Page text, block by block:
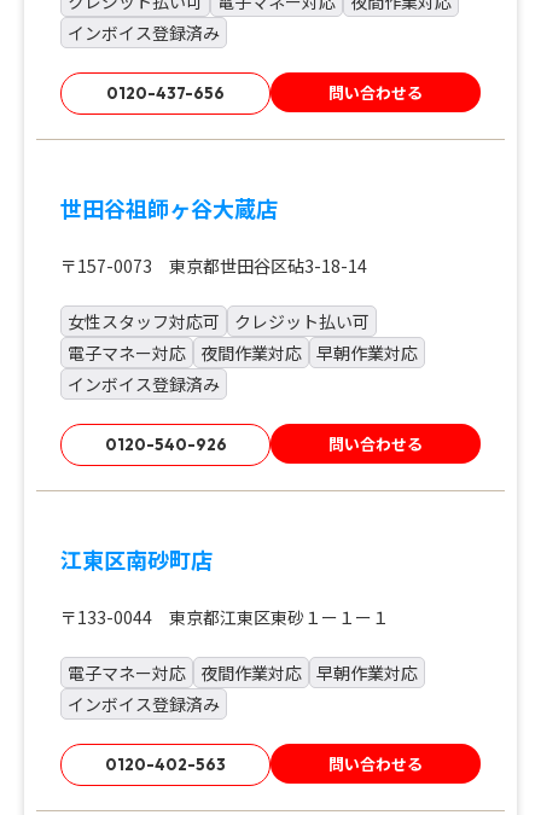
インボイス登録済み
0120-437-656 問い合わせる
世田谷祖師ヶ谷大蔵店
〒157-0073 東京都世田谷区砧3-18-14
女性スタッフ対応可
クレジット払い可
電子マネー対応
夜間作業対応 早朝作業対応
インボイス登録済み
0120-540-926 問い合わせる
江東区南砂町店
〒133-0044 東京都江東区東砂１ー１ー１
電子マネー対応 夜間作業対応 早朝作業対応
インボイス登録済み
0120-402-563 問い合わせる